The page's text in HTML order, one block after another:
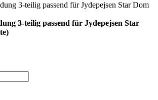
3-teilig passend für Jydepejsen Star